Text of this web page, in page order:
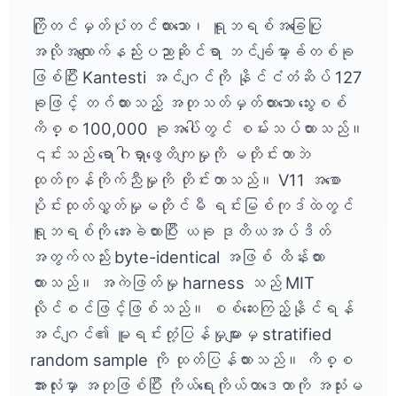
ကြိုတင်မှတ်ပုံတင်ထားသော၊ ရူဘရစ်အခြေပြု
အလိုအလျောက်နည်းပညာဆိုင်ရာ ဘင်ချ်မာ့ခ်တစ်ခု
ဖြစ်ပြီး Kantesti အင်ဂျင်ကို နိုင်ငံတံဆိပ် 127
ခုဖြင့် တဂ်ထားသည့် အတုသတ်မှတ်ထားသော သွေးစစ်
ကိစ္စ 100,000 ခုအပေါ်တွင် စမ်းသပ်ထားသည်။
၎င်းသည် ရောဂါရှာဖွေတိကျမှုကို မတိုင်းတာဘဲ
ထုတ်ကုန်ကိုက်ညီမှုကို တိုင်းတာသည်။ V11 အစော
ပိုင်းထုတ်လွှတ်မှုမတိုင်မီ ရင်းမြစ်ကုဒ်ထဲတွင်
ရူဘရစ်ကို အေးခဲထားပြီး ယခု ဒုတိယအပ်ဒိတ်
အတွက်လည်း byte-identical အဖြစ် ထိန်းထား
ထားသည်။ အကဲဖြတ်မှု harness သည် MIT
လိုင်စင်ဖြင့်ဖြစ်သည်။ စစ်ဆေးကြည့်နိုင်ရန်
အင်ဂျင်၏ မူရင်းတုံ့ပြန်မှုများမှ stratified
random sample ကို ထုတ်ပြန်ထားသည်။ ကိစ္စ
အားလုံးမှာ အတုဖြစ်ပြီး ကိုယ်ရေးကိုယ်တာဒေတာကို အသုံးမ